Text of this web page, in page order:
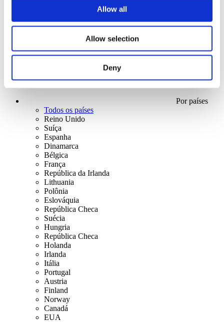
Allow all
Allow selection
Deny
Por países
Todos os países
Reino Unido
Suíça
Espanha
Dinamarca
Bélgica
França
República da Irlanda
Lithuania
Polônia
Eslováquia
República Checa
Suécia
Hungria
República Checa
Holanda
Irlanda
Itália
Portugal
Austria
Finland
Norway
Canadá
EUA